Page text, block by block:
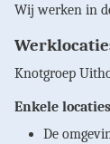
Wij werken in
Knotgroep
Enkele
De